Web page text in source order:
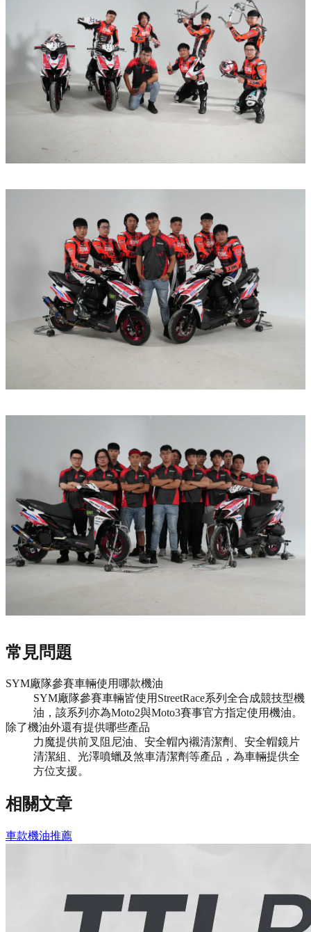
常見問題
SYM廠隊參賽車輛使用哪款機油
SYM廠隊參賽車輛皆使用StreetRace系列全合成競技型機
油，該系列亦為Moto2與Moto3賽事官方指定使用機油。
除了機油外還有提供哪些產品
力魔提供前叉阻尼油、安全帽內襯清潔劑、安全帽鏡片
清潔組、光澤噴蠟及煞車清潔劑等產品，為車輛提供全
方位支援。
相關文章
車款機油推薦